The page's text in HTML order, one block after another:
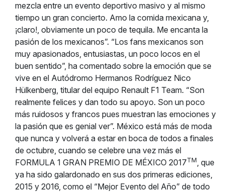
mezcla entre un evento deportivo masivo y al mismo
tiempo un gran concierto. Amo la comida mexicana y,
¡claro!, obviamente un poco de tequila. Me encanta la
pasión de los mexicanos”. “Los fans mexicanos son
muy apasionados, entusiastas, un poco locos en el
buen sentido”, ha comentado sobre la emoción que se
vive en el Autódromo Hermanos Rodríguez Nico
Hülkenberg, titular del equipo Renault F1 Team. “Son
realmente felices y dan todo su apoyo. Son un poco
más ruidosos y francos pues muestran las emociones y
la pasión que es genial ver”. México está más de moda
que nunca y volverá a estar en boca de todos a finales
de octubre, cuando se celebre una vez más el
FORMULA 1 GRAN PREMIO DE MÉXICO 2017TM, que
ya ha sido galardonado en sus dos primeras ediciones,
2015 y 2016, como el “Mejor Evento del Año” de todo